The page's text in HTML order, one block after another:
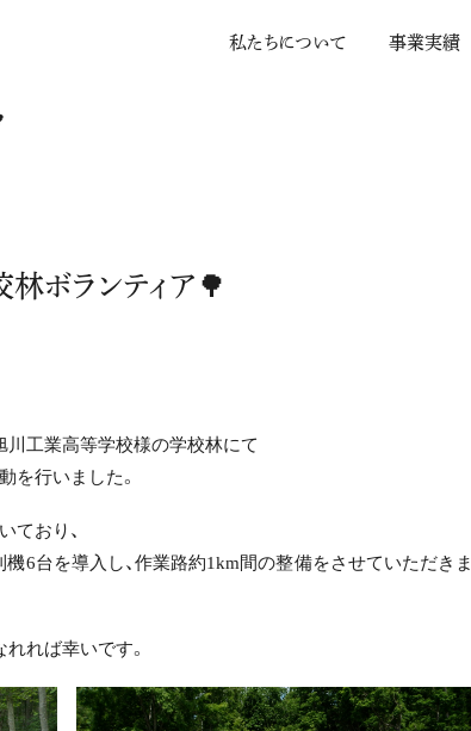
私た ちについて 事業実績
ボランティア🌳
川工業高等学校様の学校林にて
を行いました。
ており、
機6台を導入し、作業路約1km間の整備をさせていただきま
れば幸いです。